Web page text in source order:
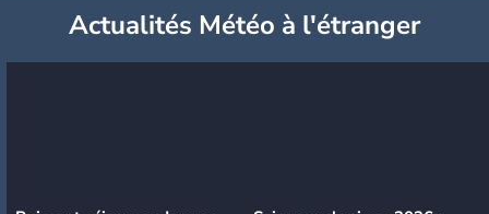
Actualités Météo à l'étranger